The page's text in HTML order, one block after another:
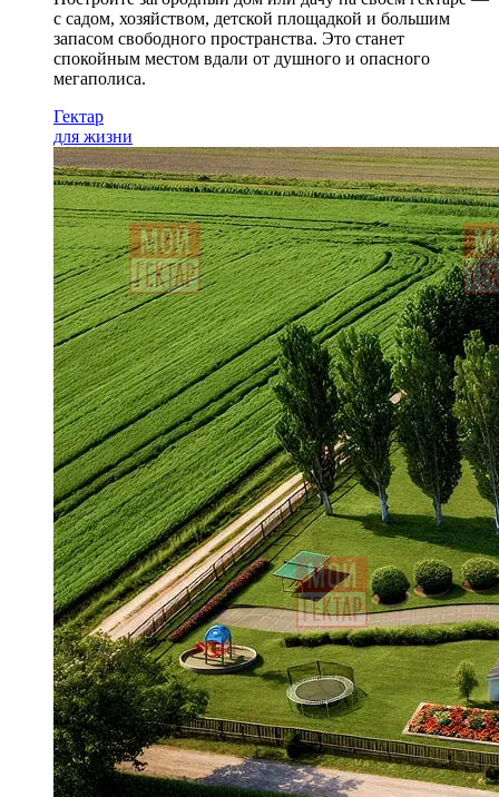
с садом, хозяйством, детской площадкой и большим
запасом свободного пространства. Это станет
спокойным местом вдали от душного и опасного
мегаполиса.
Гектар
для жизни